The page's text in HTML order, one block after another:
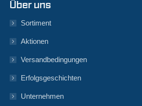
Über uns
Sortiment
Aktionen
Versandbedingungen
Erfolgsgeschichten
Unternehmen